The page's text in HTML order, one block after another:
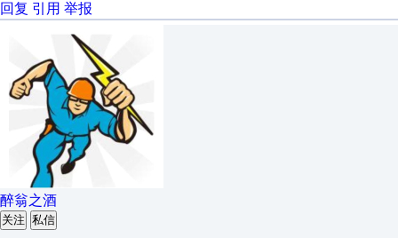
回复 引用 举报
醉翁之酒
关注 私信